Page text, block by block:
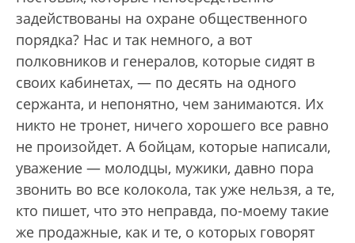
задействованы на охране общественного
порядка? Нас и так немного, а вот
полковников и генералов, которые сидят в
своих кабинетах, — по десять на одного
сержанта, и непонятно, чем занимаются. Их
никто не тронет, ничего хорошего все равно
не произойдет. А бойцам, которые написали,
уважение — молодцы, мужики, давно пора
звонить во все колокола, так уже нельзя, а те,
кто пишет, что это неправда, по-моему такие
же продажные, как и те, о которых говорят